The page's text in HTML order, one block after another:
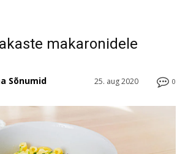
makaronidele
0
25. aug 2020
Sõnumid